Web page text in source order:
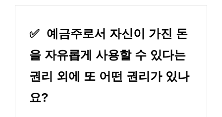
✅ 예금주로서 자신이 가진 돈
을 자유롭게 사용할 수 있다는
권리 외에 또 어떤 권리가 있나
요?